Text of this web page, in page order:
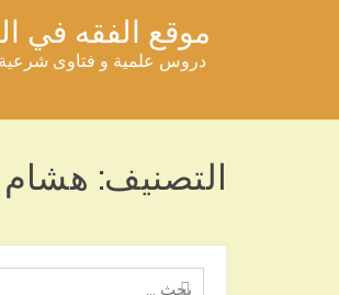
موقع الفقه في
دروس علمية و فتاوى شرعية
التصنيف: هشام
البحث